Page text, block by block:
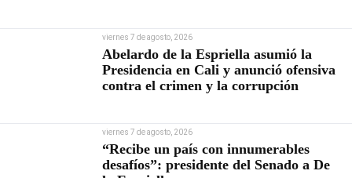
viernes 7 de agosto, 2026
Abelardo de la Espriella asumió la
Presidencia en Cali y anunció ofensiva
contra el crimen y la corrupción
viernes 7 de agosto, 2026
“Recibe un país con innumerables
desafíos”: presidente del Senado a De